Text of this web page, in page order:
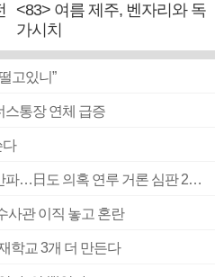
<83> 여름 제주, 벤자리와 독
가시치
고있니”
스통장 연체 급증
다
■ 축구협회 ‘성 접대’ 의혹 일파만파…日도 의혹 연루 거론 심판 2명 조사
사관 이직 놓고 혼란
학교 3개 더 만든다